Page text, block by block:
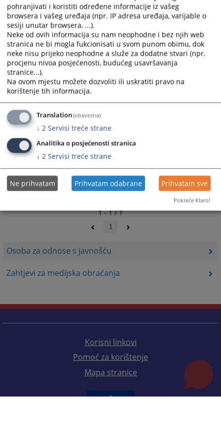
Osoba za odnose s javnošću
Zahtjevi za medijska obraćanja
1 - 1 / 1
1
Korisni linkovi
Pomoć za korištenje
Mapa stranice
pohranjivati i koristiti određene informacije iz vašeg
browsera i vašeg uređaja (npr. IP adresa uređaja, varijable o
sesiji unutar browsera, ...).
Neke od ovih informacija su nam neophodne i bez njih web
stranica ne bi mogla fukcionisati u svom punom obimu, dok
neke nisu prijeko neophodne a služe za dodatne stvari (npr.
procjenu nivoa posjećenosti, budućeg usavršavanja
stranice...).
Na ovom mjestu možete dozvoliti ili uskratiti pravo na
korištenje tih informacija.
Translation(obavezna)
↓ 2 Servisi treće strane
Analitika o posjećenosti stranica
↓ 2 Servisi treće strane
Ne prihvatam Prihvatam odabrane Prihvatam sve
Pokreće Klaro!